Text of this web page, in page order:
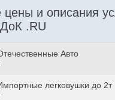
и описания
.RU
Авто
легковушки до 2т